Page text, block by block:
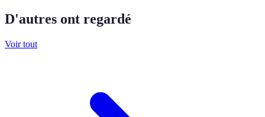
D'autres ont regardé
Voir tout